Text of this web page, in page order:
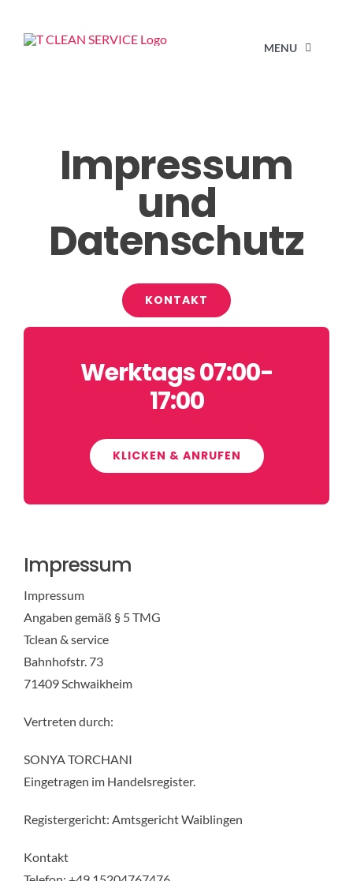
Inhalt
MENU
Impressum
und
Datenschutz
KONTAKT
Werktags 07:00-
17:00
KLICKEN & ANRUFEN
Impressum
Impressum
Angaben gemäß § 5 TMG
Tclean & service
Bahnhofstr. 73
71409 Schwaikheim
Vertreten durch:
SONYA TORCHANI
Eingetragen im Handelsregister.
Registergericht: Amtsgericht Waiblingen
Kontakt